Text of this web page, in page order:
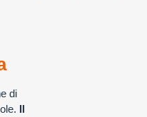
di
Il